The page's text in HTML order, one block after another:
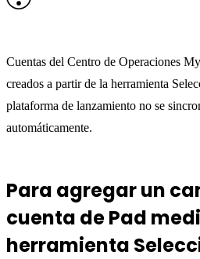
Cuentas del Centro de Operaciones
creados a partir de la herramienta
plataforma de lanzamiento no se
automáticamente.
Para agregar un
cuenta de Pad
herramienta